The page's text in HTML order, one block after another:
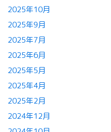
2025年10月
2025年9月
2025年7月
2025年6月
2025年5月
2025年4月
2025年2月
2024年12月